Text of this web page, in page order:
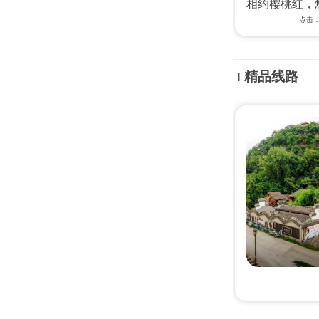
相约樱桃红，
点击
精品线路